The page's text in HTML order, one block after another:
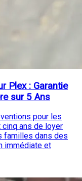
Plex : Garantie
sur 5 Ans
pour les
ans de loyer
familles dans des
immédiate et